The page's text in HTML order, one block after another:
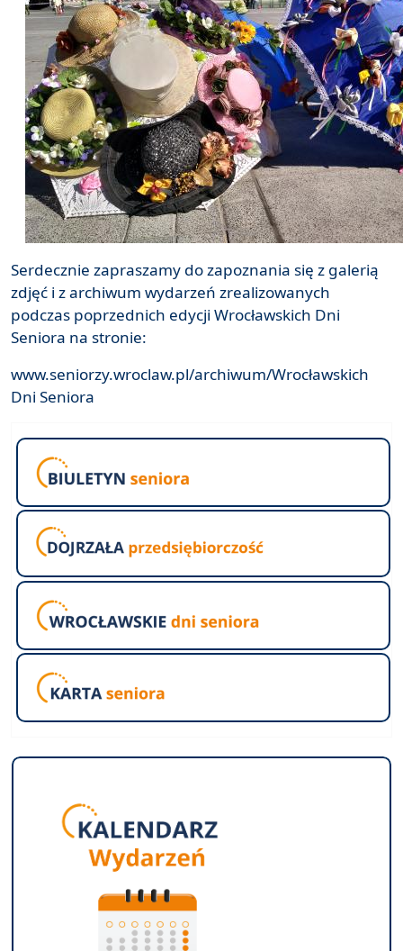
Serdecznie zapraszamy do zapoznania się z galerią
zdjęć i z archiwum wydarzeń zrealizowanych
podczas poprzednich edycji Wrocławskich Dni
Seniora na stronie:
www.seniorzy.wroclaw.pl/archiwum/Wrocławskich
Dni Seniora